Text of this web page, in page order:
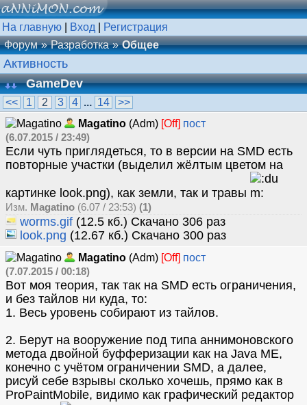
На главную Вход
Регистрация
Форум
Разработка Общее
Активность
GameDev
<< 1 2 3 4 ... 14
>>
Magatino (Adm) [Off] пост
(6.07.2015 / 23:49)
Если чуть приглядеться, то в версии на SMD есть
повторные участки (выделил жёлтым цветом на
картинке look.png), как земли, так и травы
Изм. Magatino (6.07 / 23:53) (1)
worms.gif (12.5 кб.) Скачано 306 раз
look.png (12.67 кб.) Скачано 300 раз
Magatino (Adm) [Off] пост
(7.07.2015 / 00:18)
Вот моя теория, так так на SMD есть ограничения,
и без тайлов ни куда, то:
1. Весь уровень собирают из тайлов.
2. Берут на вооружение под типа аннимоновского
метода двойной буфферизации как на Java ME,
конечно с учётом ограничении SMD, а далее,
рисуй себе взрывы сколько хочешь, прямо как в
ProPaintMobile, видимо как графический редактор